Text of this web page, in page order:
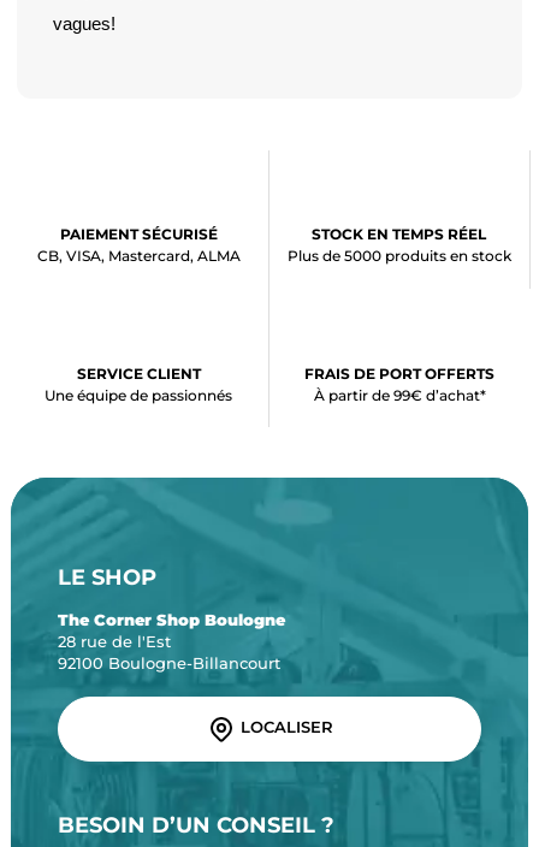
vagues!
PAIEMENT SÉCURISÉ
CB, VISA, Mastercard, ALMA
STOCK EN TEMPS RÉEL
Plus de 5000 produits en stock
SERVICE CLIENT
Une équipe de passionnés
FRAIS DE PORT OFFERTS
À partir de 99€ d’achat*
LE SHOP
The Corner Shop Boulogne
28 rue de l'Est
92100 Boulogne-Billancourt
LOCALISER
BESOIN D’UN CONSEIL ?